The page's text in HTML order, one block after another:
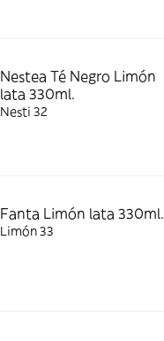
Nestea Té Negro Limón
lata 330ml.
Nesti 32
Fanta Limón lata 330ml.
Limón 33